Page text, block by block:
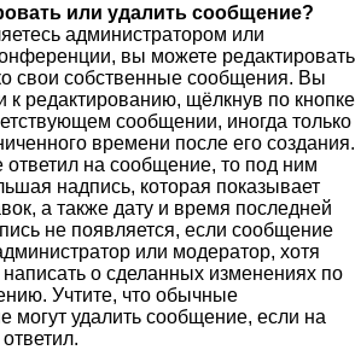
или удалить сообщение?
администратором или
вы можете редактировать
свои собственные сообщения. Вы
к редактированию, щёлкнув по кнопке
сообщении, иногда только
времени после его создания.
ответил на сообщение, то под ним
надпись, которая показывает
а также дату и время последней
не появляется, если сообщение
или модератор, хотя
о сделанных изменениях по
Учтите, что обычные
могут удалить сообщение, если на